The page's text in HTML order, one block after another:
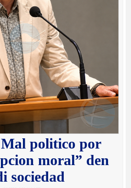
Mal politico por
moral” den
sociedad